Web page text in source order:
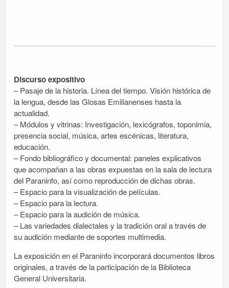
Discurso expositivo
– Pasaje de la historia. Línea del tiempo. Visión histórica de
la lengua, desde las Glosas Emilianenses hasta la
actualidad.
– Módulos y vitrinas: Investigación, lexicógrafos, toponimia,
presencia social, música, artes escénicas, literatura,
educación.
– Fondo bibliográfico y documental: paneles explicativos
que acompañan a las obras expuestas en la sala de lectura
del Paraninfo, así como reproducción de dichas obras.
– Espacio para la visualización de películas.
– Espacio para la lectura.
– Espacio para la audición de música.
– Las variedades dialectales y la tradición oral a través de
su audición mediante de soportes multimedia.
La exposición en el Paraninfo incorporará documentos libros
originales, a través de la participación de la Biblioteca
General Universitaria.